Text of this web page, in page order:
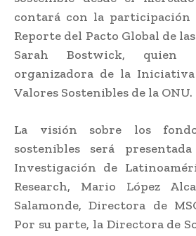
contará con la participación
Reporte del Pacto Global de
Sarah Bostwick, quien
organizadora de la
Valores Sostenibles de la ONU.
La visión sobre los
sostenibles será
Investigación de
Research, Mario López
Salamonde, Directora de
Por su parte, la Directora de